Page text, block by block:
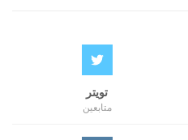
تويتر
متابعين